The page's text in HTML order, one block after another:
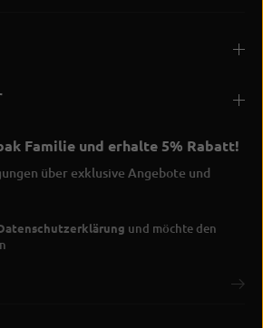
Familie und erhalte 5% Rabatt!
über exklusive Angebote und
und möchte den